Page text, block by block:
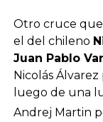
Otro cruce que
el del chileno
Juan Pablo
Nicolás
luego de una
Andrej Martin